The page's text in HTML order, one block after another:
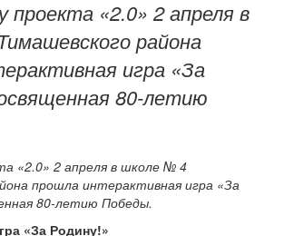
проекта «2.0» 2 апреля в
района
игра «За
80-летию
«2.0» 2 апреля в школе № 4
прошла интерактивная игра «За
80-летию Победы.
«За Родину!»